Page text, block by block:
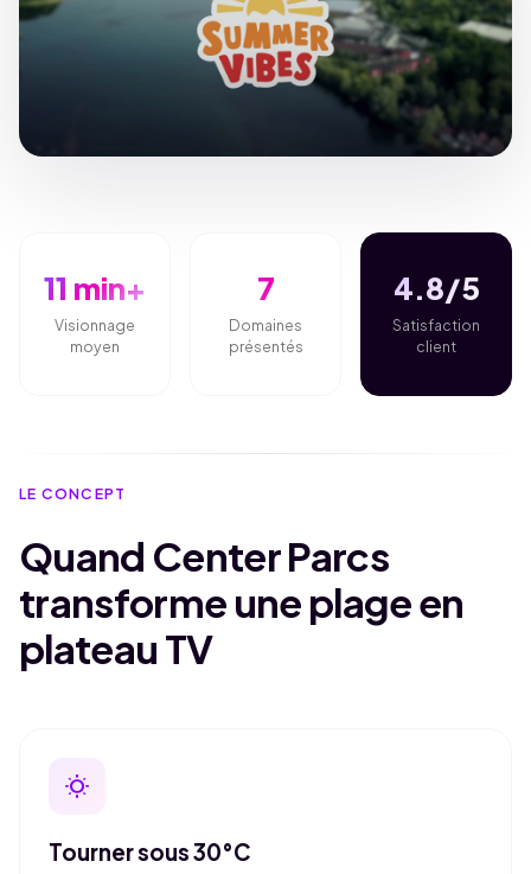
11 min+
Visionnage
moyen
7
Domaines
présentés
4.8/5
Satisfaction
client
LE CONCEPT
Quand Center Parcs
transforme une plage en
plateau TV
wb_sunny
Tourner sous 30°C